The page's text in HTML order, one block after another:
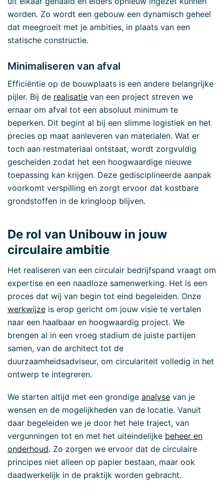
worden. Zo wordt een gebouw een dynamisch geheel
dat meegroeit met je ambities, in plaats van een
statische constructie.
Minimaliseren van afval
Efficiëntie op de bouwplaats is een andere belangrijke
pijler. Bij de realisatie van een project streven we
ernaar om afval tot een absoluut minimum te
beperken. Dit begint al bij een slimme logistiek en het
precies op maat aanleveren van materialen. Wat er
toch aan restmateriaal ontstaat, wordt zorgvuldig
gescheiden zodat het een hoogwaardige nieuwe
toepassing kan krijgen. Deze gedisciplineerde aanpak
voorkomt verspilling en zorgt ervoor dat kostbare
grondstoffen in de kringloop blijven.
De rol van Unibouw in jouw
circulaire ambitie
Het realiseren van een circulair bedrijfspand vraagt om
expertise en een naadloze samenwerking. Het is een
proces dat wij van begin tot eind begeleiden. Onze
werkwijze is erop gericht om jouw visie te vertalen
naar een haalbaar en hoogwaardig project. We
brengen al in een vroeg stadium de juiste partijen
samen, van de architect tot de
duurzaamheidsadviseur, om circulariteit volledig in het
ontwerp te integreren.
We starten altijd met een grondige analyse van je
wensen en de mogelijkheden van de locatie. Vanuit
daar begeleiden we je door het hele traject, van
vergunningen tot en met het uiteindelijke beheer en
onderhoud. Zo zorgen we ervoor dat de circulaire
principes niet alleen op papier bestaan, maar ook
daadwerkelijk in de praktijk worden gebracht.